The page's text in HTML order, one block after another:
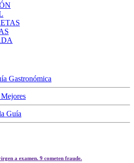
Gastronómica
Guía
a examen. 9 cometen fraude.